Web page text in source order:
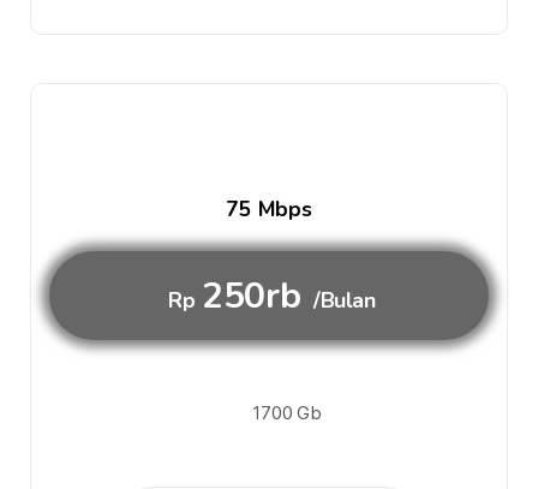
75 Mbps
Rp 250rb /Bulan
1700 Gb